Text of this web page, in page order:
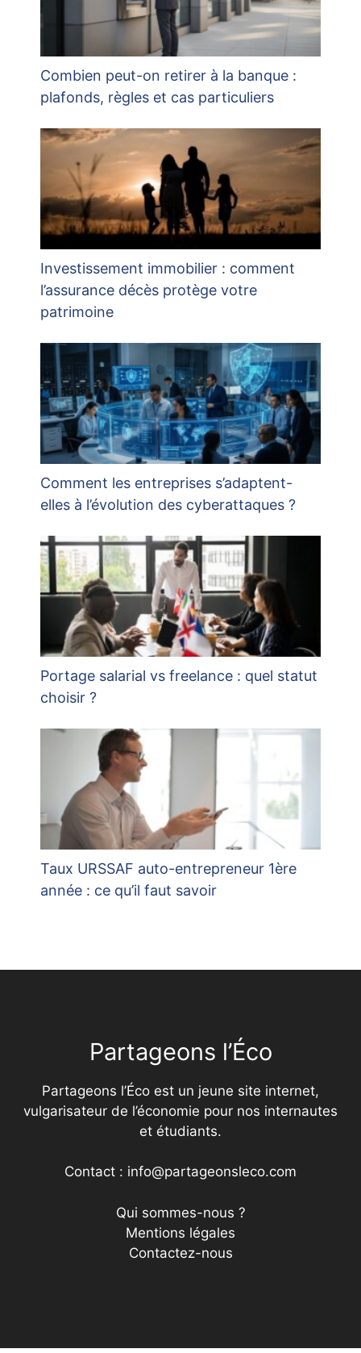
Combien peut-on retirer à la banque :
plafonds, règles et cas particuliers
Investissement immobilier : comment
l’assurance décès protège votre
patrimoine
Comment les entreprises s’adaptent-
elles à l’évolution des cyberattaques ?
Portage salarial vs freelance : quel statut
choisir ?
Taux URSSAF auto-entrepreneur 1ère
année : ce qu’il faut savoir
Partageons l’Éco
Partageons l’Éco est un jeune site internet,
vulgarisateur de l’économie pour nos internautes
et étudiants.
Contact : info@partageonsleco.com
Qui sommes-nous ?
Mentions légales
Contactez-nous